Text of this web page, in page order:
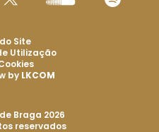
Braga 2026
reservados
Site
Utilização
by LKCOM